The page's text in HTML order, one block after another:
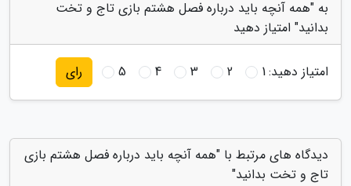
به "همه آنچه باید درباره فصل هشتم بازی تاج و تخت
بدانید" امتیاز دهید
امتیاز دهید:1
2
3
4
5 رای
دیدگاه های مرتبط با "همه آنچه باید درباره فصل هشتم بازی
تاج و تخت بدانید"